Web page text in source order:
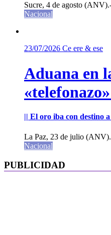
Sucre, 4 de agosto
Nacional
23/07/2026 Ce ere & ese
Aduana en
|| El oro iba con destino
La Paz, 23 de julio
Nacional
PUBLICIDAD